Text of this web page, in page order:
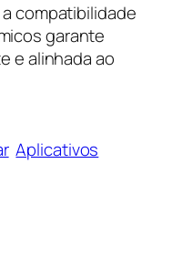
compatibilidade
garante
e alinhada ao
Aplicativos